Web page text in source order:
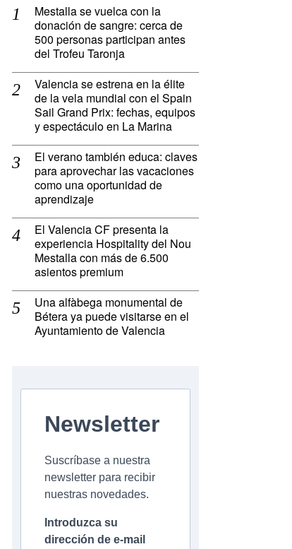
Mestalla se vuelca con la
donación de sangre: cerca de
500 personas participan antes
del Trofeu Taronja
Valencia se estrena en la élite
de la vela mundial con el Spain
Sail Grand Prix: fechas, equipos
y espectáculo en La Marina
El verano también educa: claves
para aprovechar las vacaciones
como una oportunidad de
aprendizaje
El Valencia CF presenta la
experiencia Hospitality del Nou
Mestalla con más de 6.500
asientos premium
Una alfàbega monumental de
Bétera ya puede visitarse en el
Ayuntamiento de Valencia
Newsletter
Suscríbase a nuestra
newsletter para recibir
nuestras novedades.
Introduzca su
dirección de e-mail